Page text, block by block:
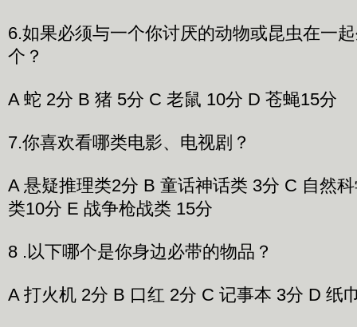
6.如果必须与一个你讨厌的动物或昆虫在一
个？
A 蛇 2分 B 猪 5分 C 老鼠 10分 D 苍蝇15分
7.你喜欢看哪类电影、电视剧？
A 悬疑推理类2分 B 童话神话类 3分 C 自然
类10分 E 战争枪战类 15分
8 .以下哪个是你身边必带的物品？
A 打火机 2分 B 口红 2分 C 记事本 3分 D 纸